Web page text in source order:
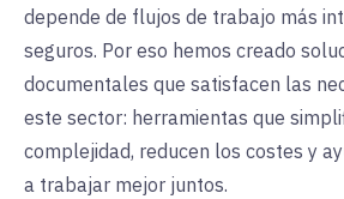
depende de flujos de trabajo más
seguros. Por eso hemos creado
documentales que satisfacen las
este sector: herramientas que
complejidad, reducen los costes y
a trabajar mejor juntos.